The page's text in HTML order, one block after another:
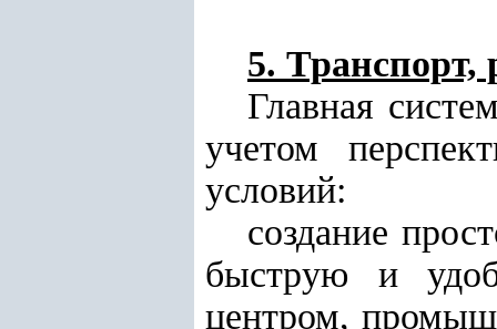
5. Транспорт,
Главная
учетом
условий:
создание
быструю и
центром,